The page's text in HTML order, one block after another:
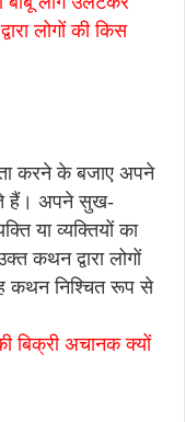
लोगों की किस
करने के बजाए अपने
देते हैं। अपने सुख-
या व्यक्तियों का
कथन द्वारा लोगों
कथन निश्चित रूप से
बिक्री अचानक क्यों